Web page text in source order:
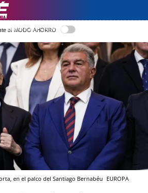
LLEGIR EN CATALÀ
al MODO AHORRO
en el palco del Santiago Bernabéu EUROPA